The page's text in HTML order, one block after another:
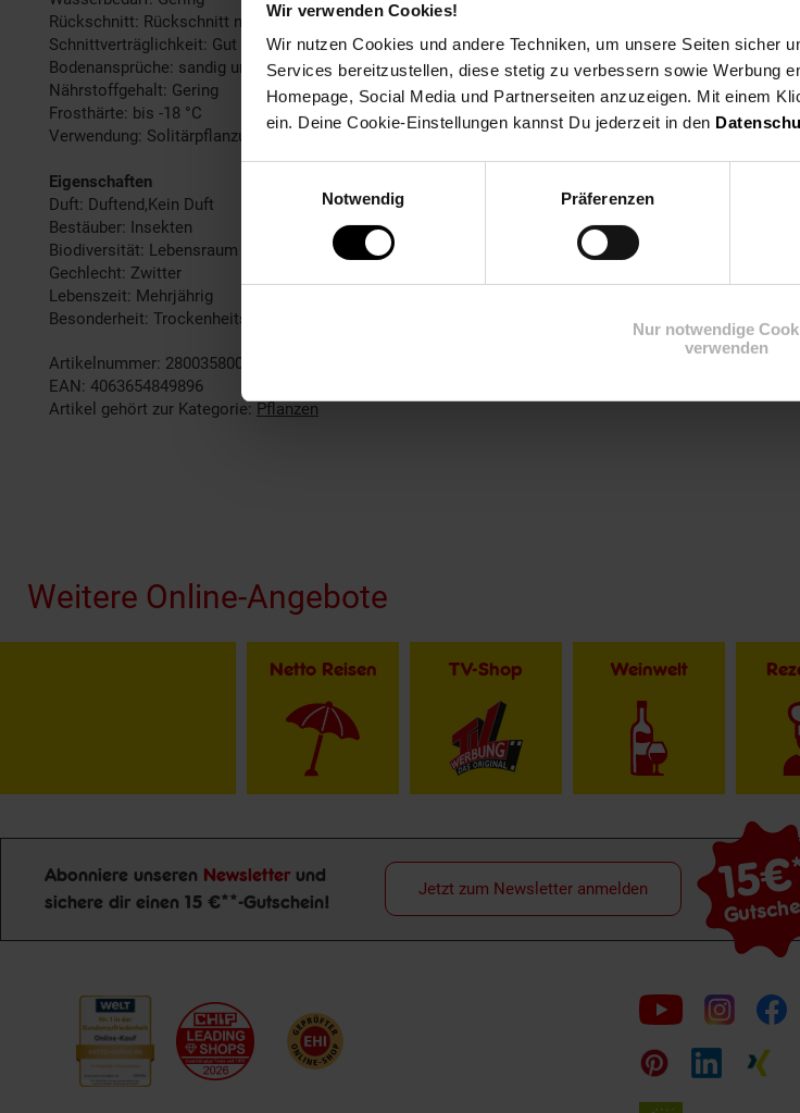
Wir verwenden Cookies!
Wir nutzen Cookies und andere Techniken, um unsere Seiten sicher
Services bereitzustellen, diese stetig zu verbessern sowie Werbung
Homepage, Social Media und Partnerseiten anzuzeigen. Mit einem
ein. Deine Cookie-Einstellungen kannst Du jederzeit in den
Notwendig
Präferenzen
Nur notwendige
verwenden
Rückschnitt: Rückschnitt nach der Blüte.
Schnittverträglichkeit: Gut
Bodenansprüche: sandig und gut durchlässig
Nährstoffgehalt: Gering
Frosthärte: bis -18 °C
Verwendung: Solitärpflanzung, Bienenweide, Heidegarten, Steingarten, Hangbepflanzung
Eigenschaften
Duft: Duftend,Kein Duft
Bestäuber: Insekten
Biodiversität: Lebensraum für Insekten
Gechlecht: Zwitter
Lebenszeit: Mehrjährig
Besonderheit: Trockenheitsresistent
Artikelnummer: 2800358000
EAN: 4063654849896
Artikel gehört zur Kategorie: Pflanzen
Weitere Online-Angebote
Netto Reisen TV-Shop Weinwelt
Newsletter Anmeldung
Abonniere unseren Newsletter und
sichere dir einen 15 €**-Gutschein!
15€
Jetzt zum Newsletter anmelden
Folge
uns
auf